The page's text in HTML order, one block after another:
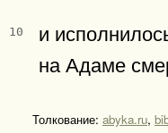
10
и
на Адаме
Толкование: abyka.ru,